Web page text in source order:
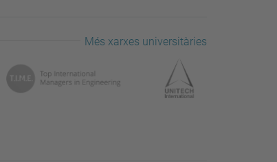
Més xarxes universitàries